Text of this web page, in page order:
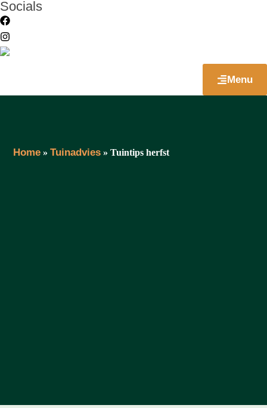
Socials
Menu
Home »Tuinadvies »Tuintips herfst